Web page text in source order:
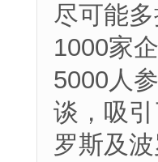
尽可能
1000家
5000人
谈，吸
罗斯及